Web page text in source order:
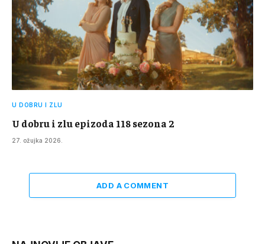
U DOBRU I ZLU
U dobru i zlu epizoda 118 sezona 2
27. ožujka 2026.
ADD A COMMENT